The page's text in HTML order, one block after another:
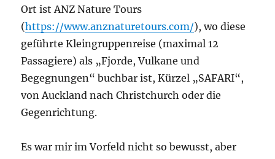
Ort ist ANZ Nature Tours
(https://www.anznaturetours.com/), wo diese
geführte Kleingruppenreise (maximal 12
Passagiere) als „Fjorde, Vulkane und
Begegnungen“ buchbar ist, Kürzel „SAFARI“,
von Auckland nach Christchurch oder die
Gegenrichtung.
Es war mir im Vorfeld nicht so bewusst, aber